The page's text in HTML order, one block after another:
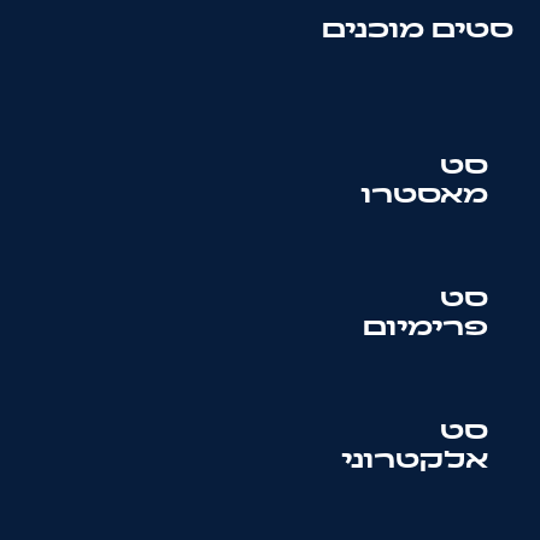
סטים מוכנים
סט
מאסטרו
סט
פרימיום
סט
אלקטרוני